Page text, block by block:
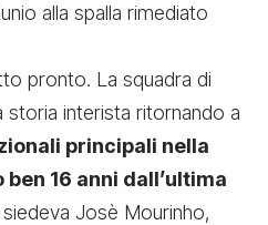
alla spalla rimediato
pronto. La squadra di
storia interista ritornando a
principali nella
16 anni dall’ultima
Josè Mourinho,